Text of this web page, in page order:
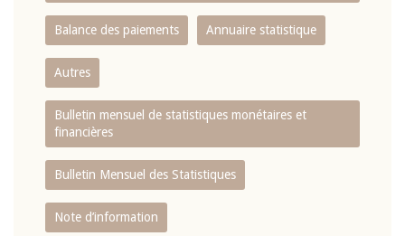
Balance des paiements Annuaire statistique
Autres
Bulletin mensuel de statistiques monétaires et
financières
Bulletin Mensuel des Statistiques
Note d’information